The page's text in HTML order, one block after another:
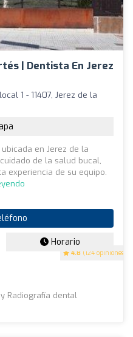
| Dentista En Jerez
4.8 (124 opiniones)
1 - 11407, Jerez de la
en Jerez de la
de la salud bucal,
experiencia de su equipo.
Horario
y Radiografía dental